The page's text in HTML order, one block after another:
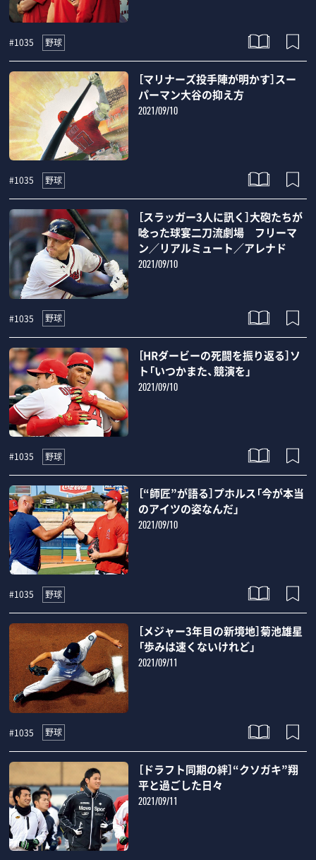
#1035 野球
［マリナーズ投手陣が明かす］スー
パーマン大谷の抑え方
2021/09/10
#1035 野球
［スラッガー3人に訊く］大砲たちが
唸った球宴二刀流劇場 フリーマ
ン／リアルミュート／アレナド
2021/09/10
#1035 野球
［HRダービーの死闘を振り返る］ソ
ト「いつかまた、競演を」
2021/09/10
#1035 野球
［“師匠”が語る］プホルス「今が本当
のアイツの姿なんだ」
2021/09/10
#1035 野球
［メジャー3年目の新境地］菊池雄星
「歩みは速くないけれど」
2021/09/11
#1035 野球
［ドラフト同期の絆］“クソガキ”翔
平と過ごした日々
2021/09/11